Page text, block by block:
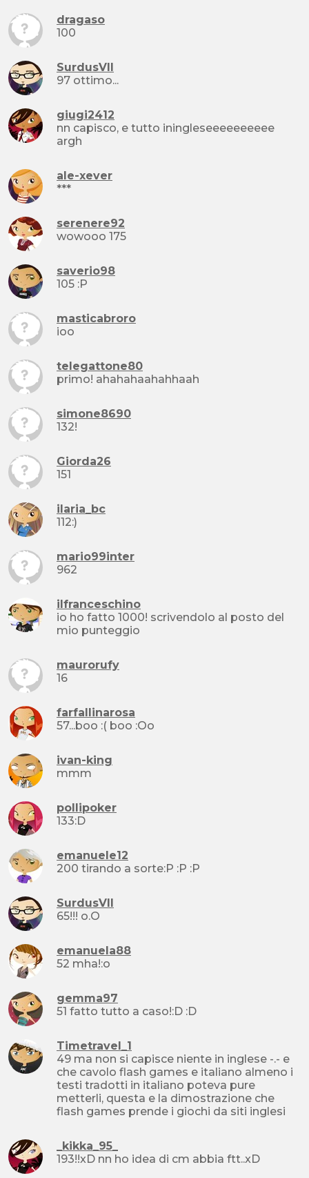
dragaso
100
SurdusVII
97 ottimo...
giugi2412
nn capisco, e tutto iningleseeeeeeeeee
argh
ale-xever
***
serenere92
wowooo 175
saverio98
105 :P
masticabroro
ioo
telegattone80
primo! ahahahaahahhaah
simone8690
132!
Giorda26
151
ilaria_bc
112:)
mario99inter
962
ilfranceschino
io ho fatto 1000! scrivendolo al posto del
mio punteggio
maurorufy
16
farfallinarosa
57...boo :( boo :Oo
ivan-king
mmm
pollipoker
133:D
emanuele12
200 tirando a sorte:P :P :P
SurdusVII
65!!! o.O
emanuela88
52 mha!:o
gemma97
51 fatto tutto a caso!:D :D
Timetravel_1
49 ma non si capisce niente in inglese -.- e
che cavolo flash games e italiano almeno i
testi tradotti in italiano poteva pure
metterli, questa e la dimostrazione che
flash games prende i giochi da siti inglesi
_kikka_95_
193!!xD nn ho idea di cm abbia ftt..xD